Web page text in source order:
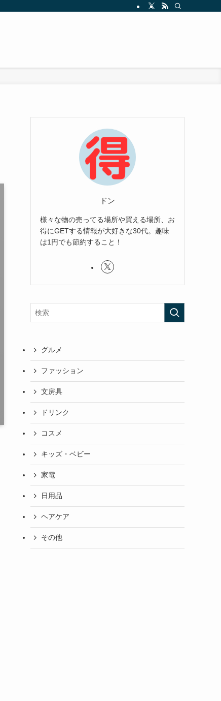
ドン
様々な物の売ってる場所や買える場所、お
得にGETする情報が大好きな30代。趣味
は1円でも節約すること！
グルメ
ファッション
文房具
ドリンク
コスメ
キッズ・ベビー
家電
日用品
ヘアケア
その他